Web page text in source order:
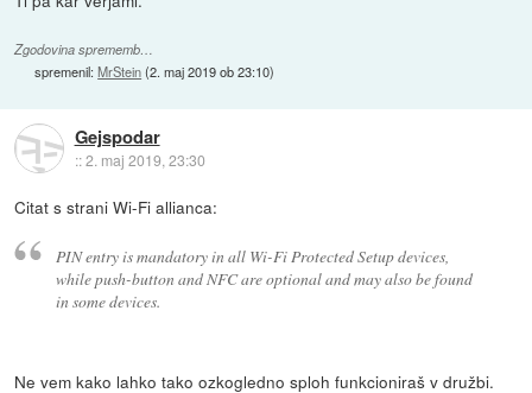
Zgodovina sprememb…
spremenil:MrStein(2. maj 2019 ob 23:10)
Gejspodar
::2. maj 2019, 23:30
Citat s strani Wi-Fi allianca:
PIN entry is mandatory in all Wi-Fi Protected Setup devices,
while push-button and NFC are optional and may also be found
in some devices.
Ne vem kako lahko tako ozkogledno sploh funkcioniraš v družbi.